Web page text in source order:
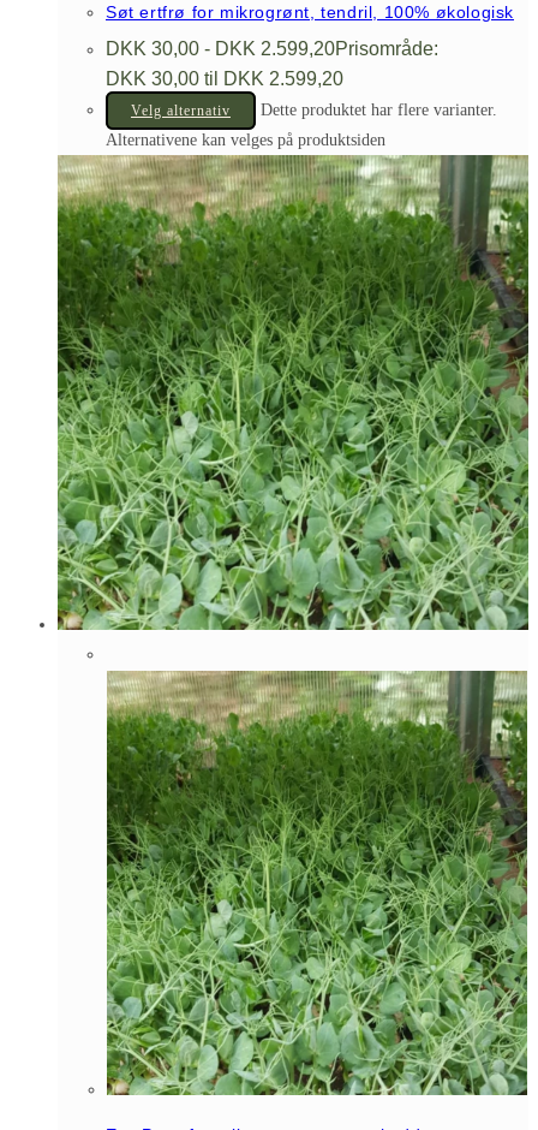
Søt ertfrø for mikrogrønt, tendril, 100% økologisk
DKK 30,00 - DKK 2.599,20Prisområde:
DKK 30,00 til DKK 2.599,20
Velg alternativ
Dette produktet har flere varianter.
Alternativene kan velges på produktsiden